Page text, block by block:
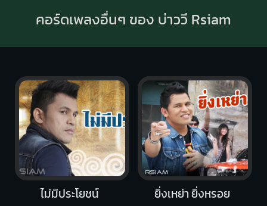
คอร์ดเพลงอื่นๆ ของ บ่าววี Rsiam
ไม่มีประโยชน์ ยิ่งเหย่า ยิ่งหรอย